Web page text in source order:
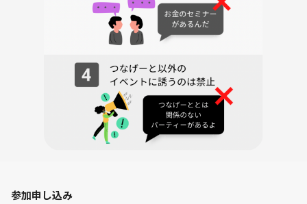
1人一品以上のご注文お願いいたします！
3️⃣自己紹介シートの記入
みなさん初めましてなので、自分がどんな人なのか分かりやすく記入し
人数に応じて1~2回の席替えを行います。
参加申し込み